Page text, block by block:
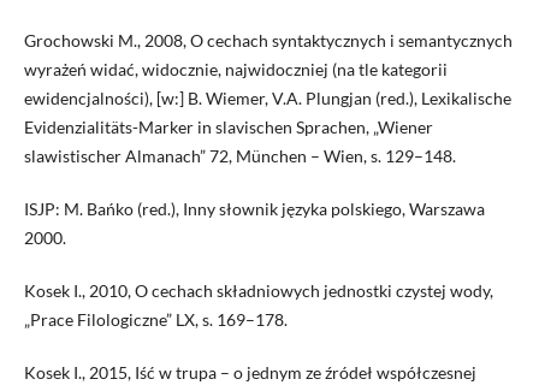
Grochowski M., 2008, O cechach syntaktycznych i semantycznych
wyrażeń widać, widocznie, najwidoczniej (na tle kategorii
ewidencjalności), [w:] B. Wiemer, V.A. Plungjan (red.), Lexikalische
Evidenzialitäts-Marker in slavischen Sprachen, „Wiener
slawistischer Almanach” 72, München – Wien, s. 129–148.
ISJP: M. Bańko (red.), Inny słownik języka polskiego, Warszawa
2000.
Kosek I., 2010, O cechach składniowych jednostki czystej wody,
„Prace Filologiczne” LX, s. 169–178.
Kosek I., 2015, Iść w trupa – o jednym ze źródeł współczesnej